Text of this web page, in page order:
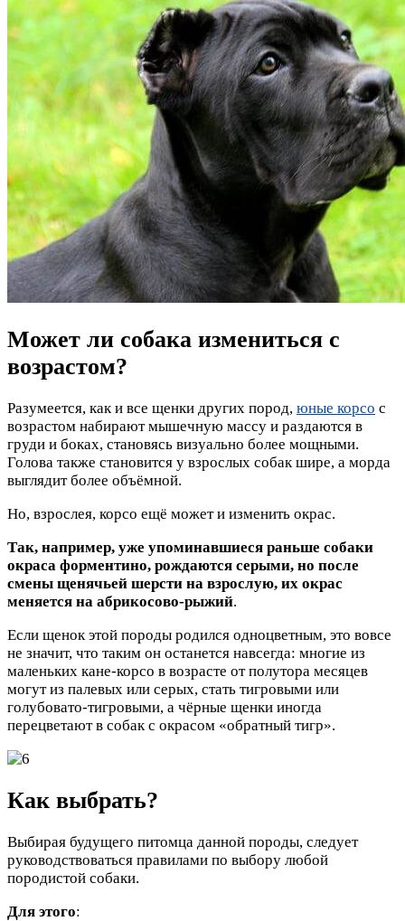
Может ли собака измениться с
возрастом?
Разумеется, как и все щенки других пород, юные корсо с
возрастом набирают мышечную массу и раздаются в
груди и боках, становясь визуально более мощными.
Голова также становится у взрослых собак шире, а морда
выглядит более объёмной.
Но, взрослея, корсо ещё может и изменить окрас.
Так, например, уже упоминавшиеся раньше собаки
окраса форментино, рождаются серыми, но после
смены щенячьей шерсти на взрослую, их окрас
меняется на абрикосово-рыжий.
Если щенок этой породы родился одноцветным, это вовсе
не значит, что таким он останется навсегда: многие из
маленьких кане-корсо в возрасте от полутора месяцев
могут из палевых или серых, стать тигровыми или
голубовато-тигровыми, а чёрные щенки иногда
перецветают в собак с окрасом «обратный тигр».
Как выбрать?
Выбирая будущего питомца данной породы, следует
руководствоваться правилами по выбору любой
породистой собаки.
Для этого: